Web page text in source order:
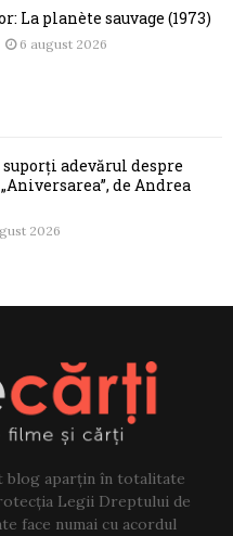
La planète sauvage (1973)
6 august 2026
suporți adevărul despre
de Andrea
2026
blog aparțin în totalitate
Legii Dreptului de
face numai cu acordul